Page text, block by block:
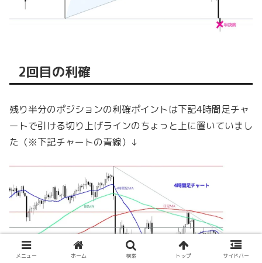
2回目の利確
残り半分のポジションの利確ポイントは下記4時間足チャ
ートで引ける切り上げラインのちょっと上に置いていまし
た（※下記チャートの青線）↓
メニュー ホーム 検索 トップ サイドバー